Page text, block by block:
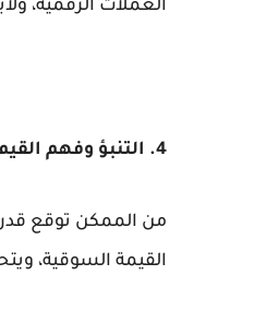
العملات الرقمية،
4. التنبؤ وفهم القيم السوقية
من الممكن توقع
القيمة السوقية،